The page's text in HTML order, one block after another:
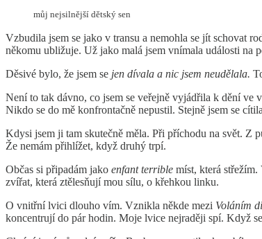
můj nejsilnější dětský sen
Vzbudila jsem se jako v transu a nemohla se jít schovat
někomu ubližuje. Už jako malá jsem vnímala události na
Děsivé bylo, že jsem se jen dívala a nic jsem neudělala.
Není to tak dávno, co jsem se veřejně vyjádřila k dění ve
Nikdo se do mě konfrontačně nepustil. Stejně jsem se
Kdysi jsem ji tam skutečně měla. Při příchodu na svět. Z
Že nemám přihlížet, když druhý trpí.
Občas si připadám jako enfant terrible míst, která střežím.
zvířat, která ztělesňují mou sílu, o křehkou linku.
O vnitřní lvici dlouho vím. Vznikla někde mezi Voláním
koncentrují do pár hodin. Moje lvice nejraději spí. Když